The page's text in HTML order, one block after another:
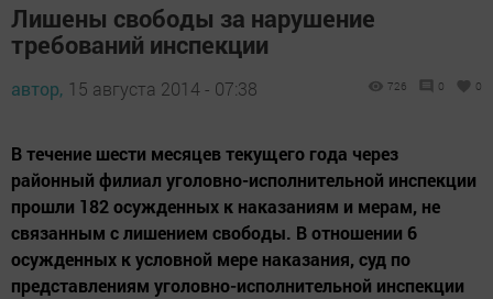
Лишены свободы за нарушение
требований инспекции
автор, 15 августа 2014 - 07:38 726 0 0
В течение шести месяцев текущего года через
районный филиал уголовно-исполнительной инспекции
прошли 182 осужденных к наказаниям и мерам, не
связанным с лишением свободы. В отношении 6
осужденных к условной мере наказания, суд по
представлениям уголовно-исполнительной инспекции